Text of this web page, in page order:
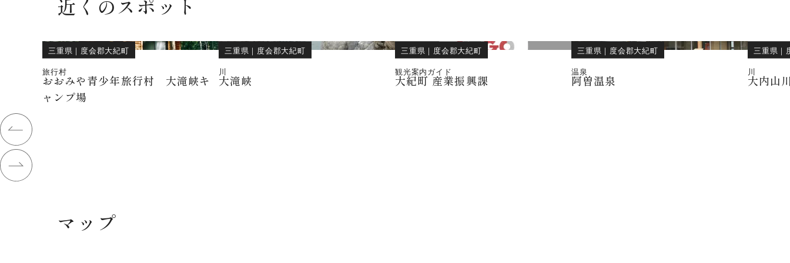
近くのスポット
三重県 ｜ 度会郡大紀町
旅行村
おおみや青少年旅行村 大滝峡キ
ャンプ場
三重県 ｜ 度会郡大紀町
川
大滝峡
三重県 ｜ 度会郡大紀町
観光案内ガイド
大紀町 産業振興課
三重県 ｜ 度会郡大紀町
温泉
阿曽温泉
三重県 ｜
川
大内山
マップ